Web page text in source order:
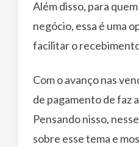
Além disso, para
negócio, essa é uma
facilitar o
Com o avanço nas
de pagamento de faz
Pensando nisso,
sobre esse tema e